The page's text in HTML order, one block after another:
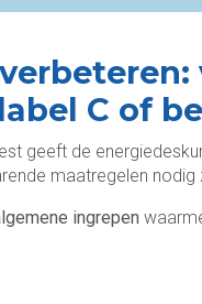
C of
geeft de
maatregelen nodig
ingrepen